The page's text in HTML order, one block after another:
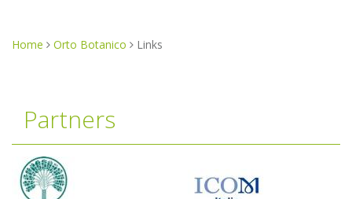
here
Home Orto Botanico Links
Partners